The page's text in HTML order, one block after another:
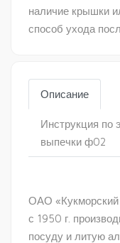
наличие крышки
способ ухода
Описание
Инструкция по
выпечки ф02
ОАО
с 1950 г.
посуду и литую